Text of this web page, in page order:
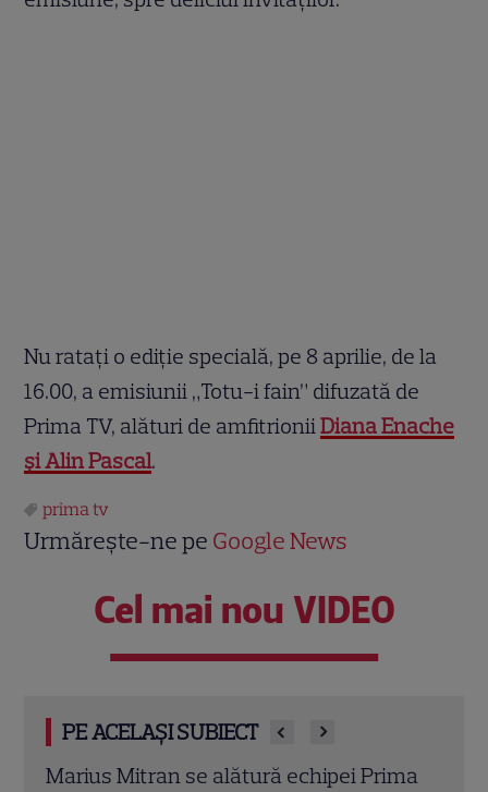
Nu ratați o ediție specială, pe 8 aprilie, de la
16.00, a emisiunii „Totu-i fain” difuzată de
Prima TV, alături de amfitrioniiDiana Enache
și Alin Pascal.
prima tv
Urmărește-ne pe Google News
Cel mai nou VIDEO
PE ACELAȘI SUBIECT
Prima Sport transmite meciurile